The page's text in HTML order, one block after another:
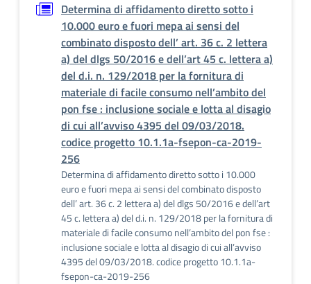
Determina di affidamento diretto sotto i
10.000 euro e fuori mepa ai sensi del
combinato disposto dell’ art. 36 c. 2 lettera
a) del dlgs 50/2016 e dell’art 45 c. lettera a)
del d.i. n. 129/2018 per la fornitura di
materiale di facile consumo nell’ambito del
pon fse : inclusione sociale e lotta al disagio
di cui all’avviso 4395 del 09/03/2018.
codice progetto 10.1.1a-fsepon-ca-2019-
256
Determina di affidamento diretto sotto i 10.000
euro e fuori mepa ai sensi del combinato disposto
dell’ art. 36 c. 2 lettera a) del dlgs 50/2016 e dell’art
45 c. lettera a) del d.i. n. 129/2018 per la fornitura di
materiale di facile consumo nell’ambito del pon fse :
inclusione sociale e lotta al disagio di cui all’avviso
4395 del 09/03/2018. codice progetto 10.1.1a-
fsepon-ca-2019-256